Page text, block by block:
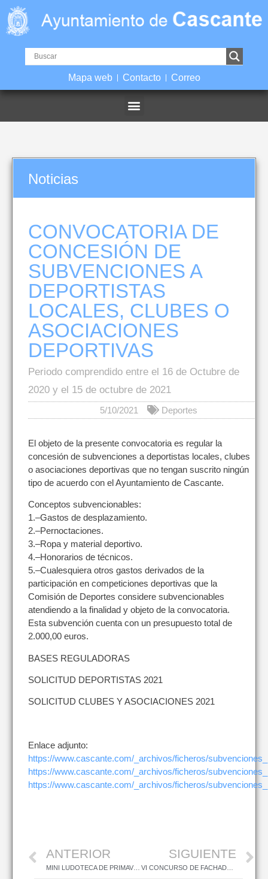
Mapa web Contacto Correo
Noticias
CONVOCATORIA DE
CONCESIÓN DE
SUBVENCIONES A
DEPORTISTAS
LOCALES, CLUBES O
ASOCIACIONES
DEPORTIVAS
Periodo comprendido entre el 16 de Octubre de
2020 y el 15 de octubre de 2021
5/10/2021 Deportes
El objeto de la presente convocatoria es regular la
concesión de subvenciones a deportistas locales, clubes
o asociaciones deportivas que no tengan suscrito ningún
tipo de acuerdo con el Ayuntamiento de Cascante.
Conceptos subvencionables:
1.–Gastos de desplazamiento.
2.–Pernoctaciones.
3.–Ropa y material deportivo.
4.–Honorarios de técnicos.
5.–Cualesquiera otros gastos derivados de la
participación en competiciones deportivas que la
Comisión de Deportes considere subvencionables
atendiendo a la finalidad y objeto de la convocatoria.
Esta subvención cuenta con un presupuesto total de
2.000,00 euros.
BASES REGULADORAS
SOLICITUD DEPORTISTAS 2021
SOLICITUD CLUBES Y ASOCIACIONES 2021
Enlace adjunto:
https://www.cascante.com/_archivos/ficheros/
https://www.cascante.com/_archivos/ficheros/
https://www.cascante.com/_archivos/ficheros/
ANTERIOR SIGUIENTE